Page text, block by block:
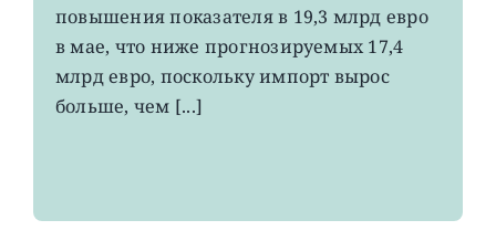
4-
летнего
повышения показателя в 19,3 млрд евро
в мае, что ниже прогнозируемых 17,4
млрд евро, поскольку импорт вырос
больше, чем [...]